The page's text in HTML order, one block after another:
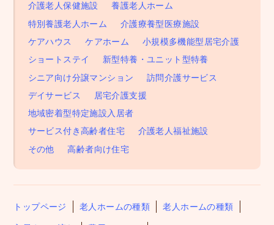
介護老人保健施設
養護老人ホーム
特別養護老人ホーム
介護療養型医療施設
ケアハウス
ケアホーム
小規模多機能型居宅介護
ショートステイ
新型特養・ユニット型特養
シニア向け分譲マンション
訪問介護サービス
デイサービス
居宅介護支援
地域密着型特定施設入居者
サービス付き高齢者住宅
介護老人福祉施設
その他
高齢者向け住宅
トップページ 老人ホームの種類 老人ホームの種類